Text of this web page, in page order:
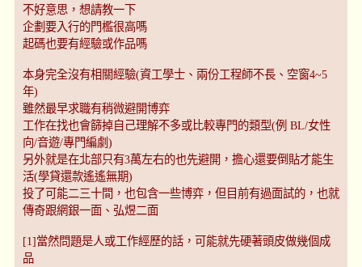
不好意思，想請教一下
企劃要入行的門檻很高嗎
起碼也要有經驗或作品嗎
本身完全沒有相關經驗(資工學士、兩份工程師不長、空窗4~5
年)
雖然最早求職有稍微避開博弈
工作在找也會篩掉自己理解不多或比較專門的類型(例 BL/女性
向/音遊/專門編劇)
另外就是在北部只有3萬左右的也先避開，擔心還要倒貼才能生
活(學貸還款遙遙無期)
投了可能二三十間，也包含一些博弈，但目前有過面試的，也就
傳奇跟網銀一面、弘煜二面
[1]當然問題是人或工作經歷的話，可能就先硬著頭皮做幾個成
品